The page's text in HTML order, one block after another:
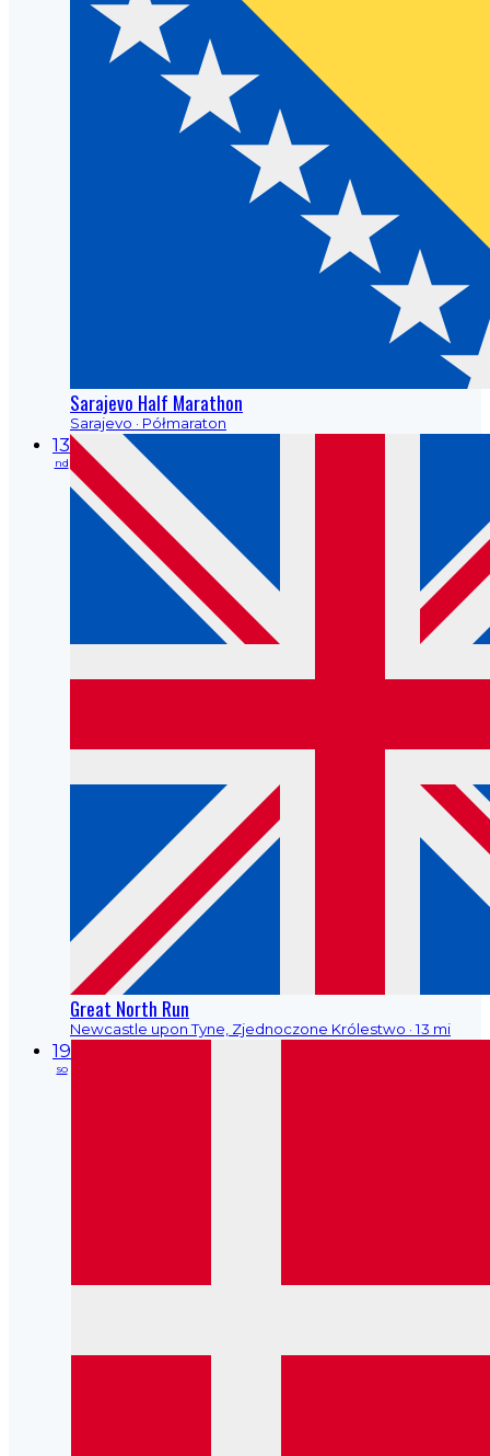
Sarajevo Half Marathon
Sarajevo · Półmaraton
13
nd
Great North Run
Newcastle upon Tyne, Zjednoczone Królestwo · 13 mi
19
so